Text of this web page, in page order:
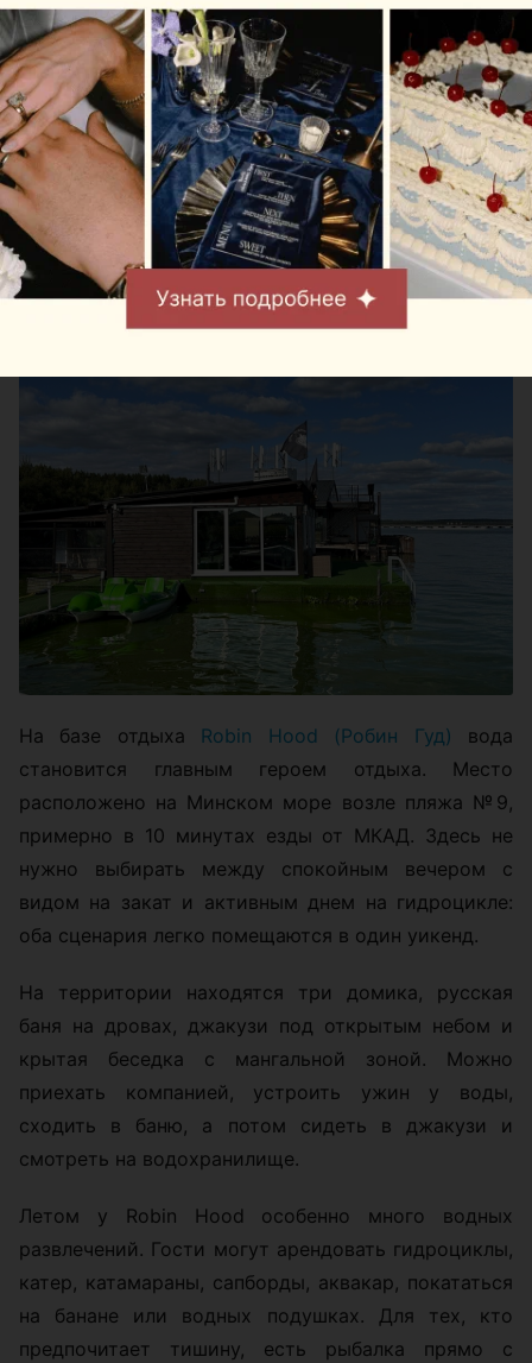
На базе отдыха Robin Hood (Робин Гуд) вода
становится главным героем отдыха. Место
расположено на Минском море возле пляжа №9,
примерно в 10 минутах езды от МКАД. Здесь не
нужно выбирать между спокойным вечером с
видом на закат и активным днем на гидроцикле:
оба сценария легко помещаются в один уикенд.
На территории находятся три домика, русская
баня на дровах, джакузи под открытым небом и
крытая беседка с мангальной зоной. Можно
приехать компанией, устроить ужин у воды,
сходить в баню, а потом сидеть в джакузи и
смотреть на водохранилище.
Летом у Robin Hood особенно много водных
развлечений. Гости могут арендовать гидроциклы,
катер, катамараны, сапборды, аквакар, покататься
на банане или водных подушках. Для тех, кто
предпочитает тишину, есть рыбалка прямо с